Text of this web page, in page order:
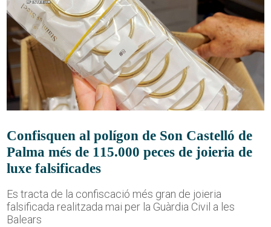
Confisquen al polígon de Son Castelló de
Palma més de 115.000 peces de joieria de
luxe falsificades
Es tracta de la confiscació més gran de joieria
falsificada realitzada mai per la Guàrdia Civil a les
Balears